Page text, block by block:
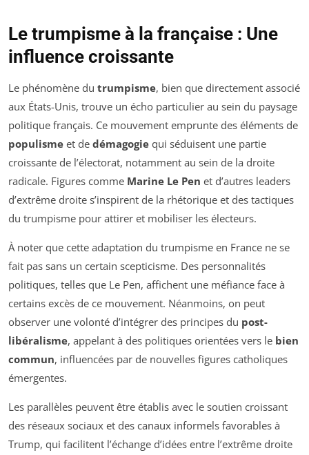
Le trumpisme à la française : Une
influence croissante
Le phénomène du trumpisme, bien que directement associé
aux États-Unis, trouve un écho particulier au sein du paysage
politique français. Ce mouvement emprunte des éléments de
populisme et de démagogie qui séduisent une partie
croissante de l’électorat, notamment au sein de la droite
radicale. Figures comme Marine Le Pen et d’autres leaders
d’extrême droite s’inspirent de la rhétorique et des tactiques
du trumpisme pour attirer et mobiliser les électeurs.
À noter que cette adaptation du trumpisme en France ne se
fait pas sans un certain scepticisme. Des personnalités
politiques, telles que Le Pen, affichent une méfiance face à
certains excès de ce mouvement. Néanmoins, on peut
observer une volonté d’intégrer des principes du post-
libéralisme, appelant à des politiques orientées vers le bien
commun, influencées par de nouvelles figures catholiques
émergentes.
Les parallèles peuvent être établis avec le soutien croissant
des réseaux sociaux et des canaux informels favorables à
Trump, qui facilitent l’échange d’idées entre l’extrême droite